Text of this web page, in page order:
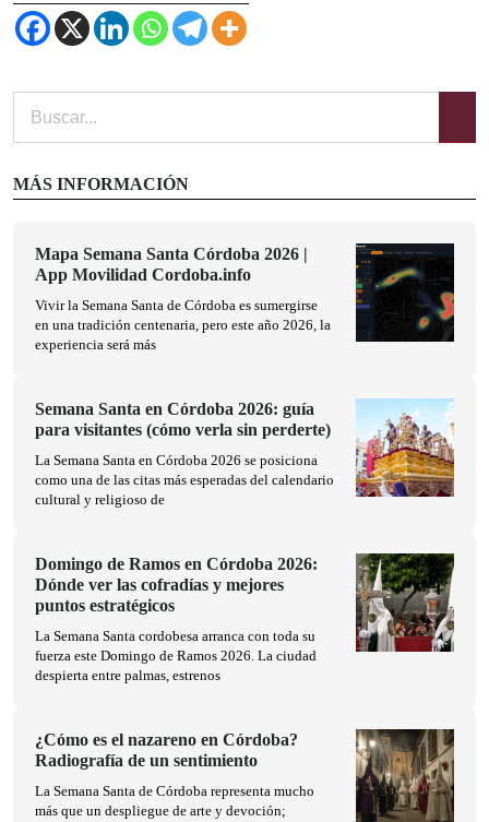
MÁS INFORMACIÓN
Mapa Semana Santa Córdoba 2026 |
App Movilidad Cordoba.info
Vivir la Semana Santa de Córdoba es sumergirse
en una tradición centenaria, pero este año 2026, la
experiencia será más
Semana Santa en Córdoba 2026: guía
para visitantes (cómo verla sin perderte)
La Semana Santa en Córdoba 2026 se posiciona
como una de las citas más esperadas del calendario
cultural y religioso de
Domingo de Ramos en Córdoba 2026:
Dónde ver las cofradías y mejores
puntos estratégicos
La Semana Santa cordobesa arranca con toda su
fuerza este Domingo de Ramos 2026. La ciudad
despierta entre palmas, estrenos
¿Cómo es el nazareno en Córdoba?
Radiografía de un sentimiento
La Semana Santa de Córdoba representa mucho
más que un despliegue de arte y devoción;